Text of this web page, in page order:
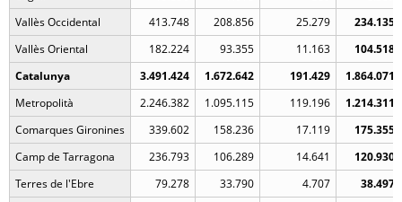
Vallès Occidental
413.748 208.856 25.279
234.135
Vallès Oriental
182.224 93.355 11.163
104.518
Catalunya
3.491.424 1.672.642 191.429
1.864.071
Metropolità
2.246.382 1.095.115 119.196
1.214.311
Comarques Gironines
339.602 158.236 17.119
175.355
Camp de Tarragona
236.793 106.289 14.641
120.930
Terres de l'Ebre
79.278 33.790 4.707
38.497